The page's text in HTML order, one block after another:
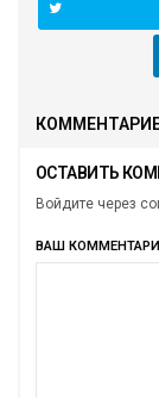
ОСТАВИТЬ
Войдите через
ВАШ